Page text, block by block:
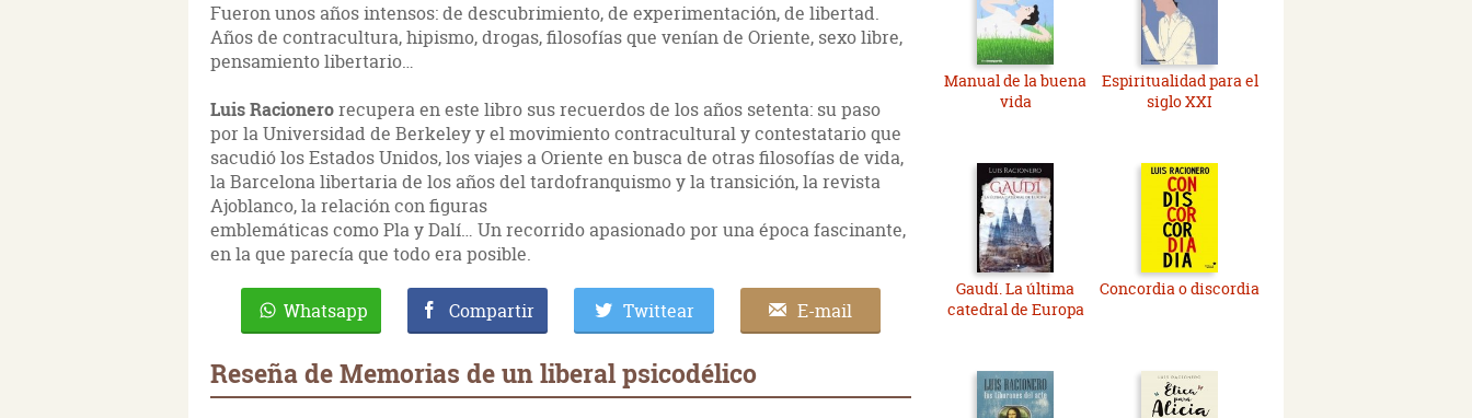
Fueron unos años intensos: de descubrimiento, de experimentación, de libertad.
Años de contracultura, hipismo, drogas, filosofías que venían de Oriente, sexo libre,
pensamiento libertario…
Luis Racionerorecupera en este libro sus recuerdos de los años setenta: su paso
por la Universidad de Berkeley y el movimiento contracultural y contestatario que
sacudió los Estados Unidos, los viajes a Oriente en busca de otras filosofías de vida,
la Barcelona libertaria de los años del tardofranquismo y la transición, la revista
Ajoblanco, la relación con figuras
emblemáticas como Pla y Dalí… Un recorrido apasionado por una época fascinante,
en la que parecía que todo era posible.
Whatsapp Compartir Twittear E-mail
Reseña de Memorias de un liberal psicodélico
Manual de la buena
vida
Espiritualidad para el
siglo XXI
Gaudí. La última
catedral de Europa
Concordia o discordia